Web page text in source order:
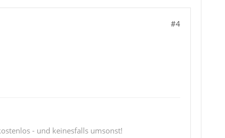
#4
- und keinesfalls umsonst!